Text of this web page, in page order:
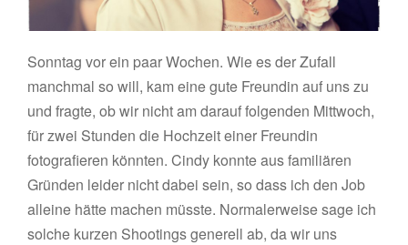
Sonntag vor ein paar Wochen. Wie es der Zufall
manchmal so will, kam eine gute Freundin auf uns zu
und fragte, ob wir nicht am darauf folgenden Mittwoch,
für zwei Stunden die Hochzeit einer Freundin
fotografieren könnten. Cindy konnte aus familiären
Gründen leider nicht dabei sein, so dass ich den Job
alleine hätte machen müsste. Normalerweise sage ich
solche kurzen Shootings generell ab, da wir uns